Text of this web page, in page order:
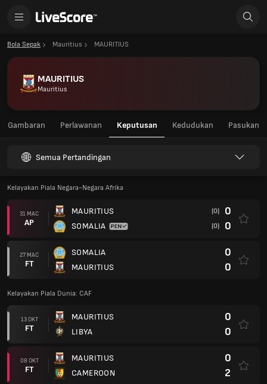
Bola Sepak Mauritius MAURITIUS
MAURITIUS
Mauritius
Gambaran Perlawanan Keputusan Kedudukan Pasukan
Semua Pertandingan
Kelayakan Piala Negara-Negara Afrika
31 MAC
AP
MAURITIUS
SOMALIA
(0) 0
(0) 0
27 MAC
FT
SOMALIA
MAURITIUS
0
0
Kelayakan Piala Dunia: CAF
13 OKT
FT
MAURITIUS
LIBYA
0
0
08 OKT
FT
MAURITIUS
CAMEROON
0
2